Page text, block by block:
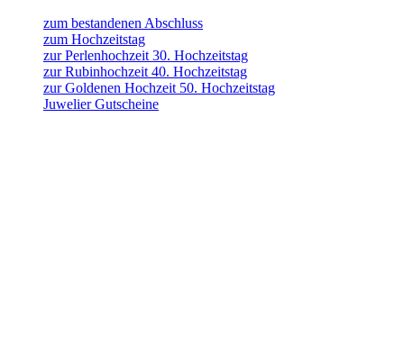
zum bestandenen Abschluss
zum Hochzeitstag
zur Perlenhochzeit 30. Hochzeitstag
zur Rubinhochzeit 40. Hochzeitstag
zur Goldenen Hochzeit 50. Hochzeitstag
Juwelier Gutscheine